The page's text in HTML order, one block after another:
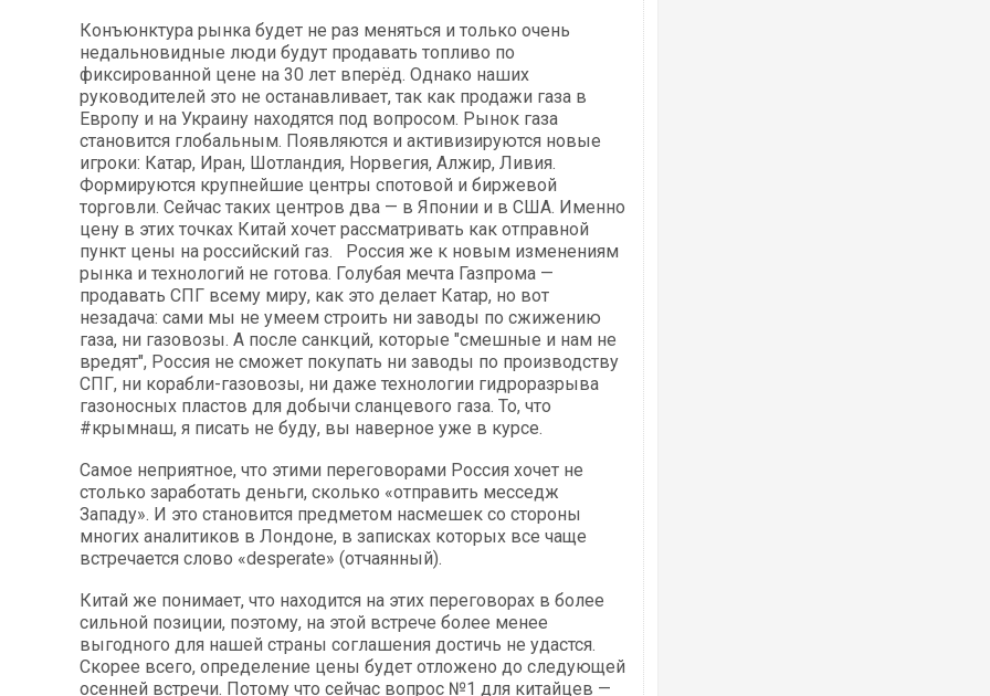
Конъюнктура рынка будет не раз меняться и только очень
недальновидные люди будут продавать топливо по
фиксированной цене на 30 лет вперёд. Однако наших
руководителей это не останавливает, так как продажи газа в
Европу и на Украину находятся под вопросом. Рынок газа
становится глобальным. Появляются и активизируются новые
игроки: Катар, Иран, Шотландия, Норвегия, Алжир, Ливия.
Формируются крупнейшие центры спотовой и биржевой
торговли. Сейчас таких центров два — в Японии и в США. Именно
цену в этих точках Китай хочет рассматривать как отправной
пункт цены на российский газ. Россия же к новым изменениям
рынка и технологий не готова. Голубая мечта Газпрома —
продавать СПГ всему миру, как это делает Катар, но вот
незадача: сами мы не умеем строить ни заводы по сжижению
газа, ни газовозы. А после санкций, которые "смешные и нам не
вредят", Россия не сможет покупать ни заводы по производству
СПГ, ни корабли-газовозы, ни даже технологии гидроразрыва
газоносных пластов для добычи сланцевого газа. То, что
#крымнаш, я писать не буду, вы наверное уже в курсе.
Самое неприятное, что этими переговорами Россия хочет не
столько заработать деньги, сколько «отправить месседж
Западу». И это становится предметом насмешек со стороны
многих аналитиков в Лондоне, в записках которых все чаще
встречается слово «desperate» (отчаянный).
Китай же понимает, что находится на этих переговорах в более
сильной позиции, поэтому, на этой встрече более менее
выгодного для нашей страны соглашения достичь не удастся.
Скорее всего, определение цены будет отложено до следующей
осенней встречи. Потому что сейчас вопрос №1 для китайцев —